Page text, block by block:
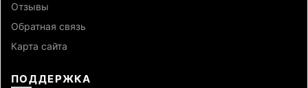
Отзывы
Обратная связь
Карта сайта
ПОДДЕРЖКА